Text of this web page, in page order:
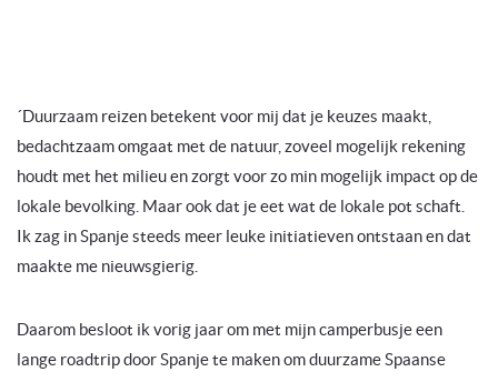
´Duurzaam reizen betekent voor mij dat je keuzes maakt,
bedachtzaam omgaat met de natuur, zoveel mogelijk rekening
houdt met het milieu en zorgt voor zo min mogelijk impact op de
lokale bevolking. Maar ook dat je eet wat de lokale pot schaft.
Ik zag in Spanje steeds meer leuke initiatieven ontstaan en dat
maakte me nieuwsgierig.
Daarom besloot ik vorig jaar om met mijn camperbusje een
lange roadtrip door Spanje te maken om duurzame Spaanse